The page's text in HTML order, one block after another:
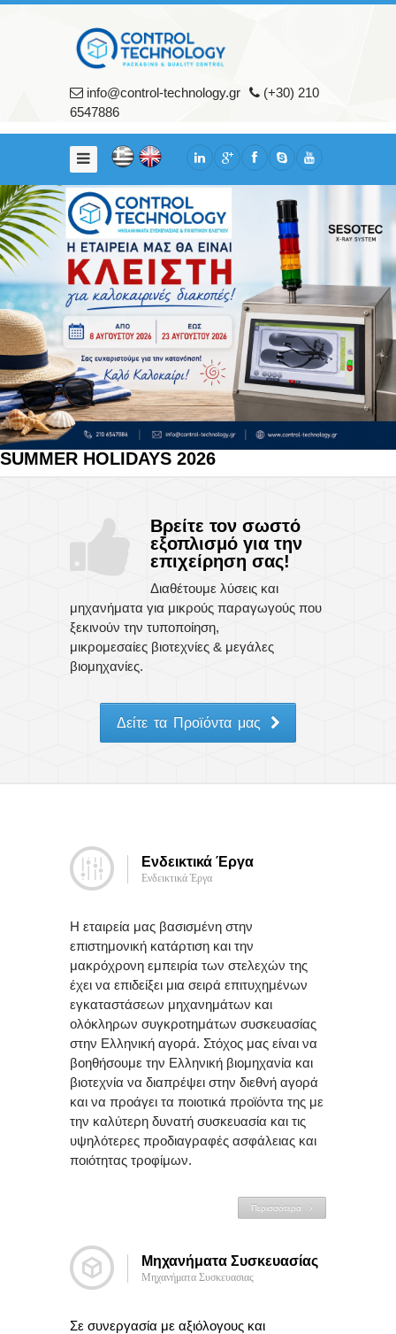
Σχετικά
εμάς
Υπηρεσίες
Πελάτες
Προϊοντα
Μηχανήματα
Συσκευασίας
Μηχανήματα
Ποιοτικού
Ελέγχου
Συμπληρωματικός
Εξοπλισμός
Υλικά
Αναλώσιμα
Συσκευές
Ποιοτικού
Μεταχειρισμένα
Μηχανήματα
Λήψεις
Αρχείων
Επικοινωνια
info@control-technology.gr
(+30) 210
6547886
SUMMER HOLIDAYS 2026
Βρείτε τον σωστό
εξοπλισμό για την
επιχείρηση σας!
Διαθέτουμε λύσεις και
μηχανήματα για μικρούς παραγωγούς που
ξεκινούν την τυποποίηση,
μικρομεσαίες βιοτεχνίες & μεγάλες
βιομηχανίες.
Δείτε τα Προϊόντα μας
Ενδεικτικά Έργα
Ενδεικτικά Έργα
Η εταιρεία μας βασισμένη στην
επιστημονική κατάρτιση και την
μακρόχρονη εμπειρία των στελεχών της
έχει να επιδείξει μια σειρά επιτυχημένων
εγκαταστάσεων μηχανημάτων και
ολόκληρων συγκροτημάτων συσκευασίας
στην Ελληνική αγορά. Στόχος μας είναι να
βοηθήσουμε την Ελληνική βιομηχανία και
βιοτεχνία να διαπρέψει στην διεθνή αγορά
και να προάγει τα ποιοτικά προϊόντα της με
την καλύτερη δυνατή συσκευασία και τις
υψηλότερες προδιαγραφές ασφάλειας και
ποιότητας τροφίμων.
Περισσότερα
Μηχανήματα Συσκευασίας
Μηχανήματα Συσκευασιας
Σε συνεργασία με αξιόλογους και